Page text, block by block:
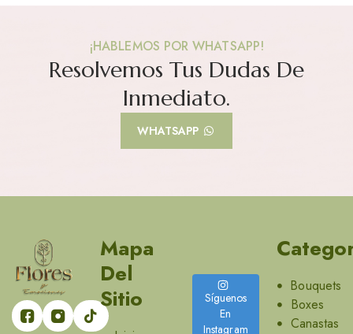
¡HABLEMOS POR WHATSAPP!
Resolvemos Tus Dudas De
Inmediato.
WHATSAPP
Mapa
Del
Sitio
Síguenos
En
Instagram
Bouquets
Boxes
Canastas